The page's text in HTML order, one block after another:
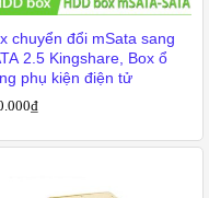
chuyển đổi mSata sang
2.5 Kingshare, Box ổ
phụ kiện điện tử
₫